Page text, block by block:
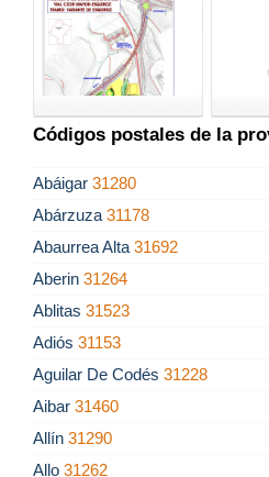
Códigos postales de la
Abáigar 31280
Abárzuza 31178
Abaurrea Alta 31692
Aberin 31264
Ablitas 31523
Adiós 31153
Aguilar De Codés 31228
Aibar 31460
Allín 31290
Allo 31262